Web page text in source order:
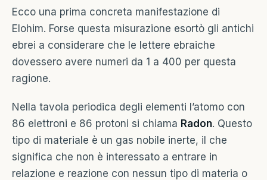
Ecco una prima concreta manifestazione di
Elohim. Forse questa misurazione esortò gli antichi
ebrei a considerare che le lettere ebraiche
dovessero avere numeri da 1 a 400 per questa
ragione.
Nella tavola periodica degli elementi l’atomo con
86 elettroni e 86 protoni si chiama Radon. Questo
tipo di materiale è un gas nobile inerte, il che
significa che non è interessato a entrare in
relazione e reazione con nessun tipo di materia o